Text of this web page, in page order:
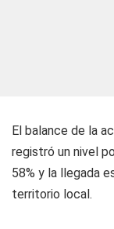
El balance de la
registró un nivel
58% y la llegada
territorio local.